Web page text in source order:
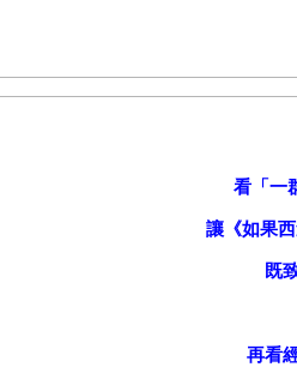
看「一
讓《如果
既
再看